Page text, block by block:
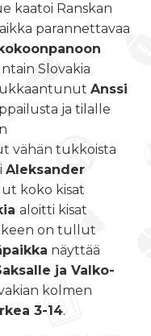
kaatoi Ranskan
parannettavaa
Slovakia
Anssi
ja tilalle
vähän tukkoista
Aleksander
koko kisat
aloitti kisat
on tullut
näyttää
ja Valko-
kolmen
3-14.